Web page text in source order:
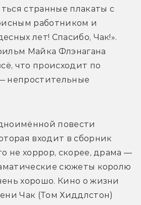
странные плакаты с
работником и
лет! Спасибо, Чак!».
Майка Флэнагана
что происходит по
непростительные
входит в сборник
не хоррор, скорее, драма —
сюжеты королю
хорошо. Кино о жизни
Чак (Том Хиддлстон)